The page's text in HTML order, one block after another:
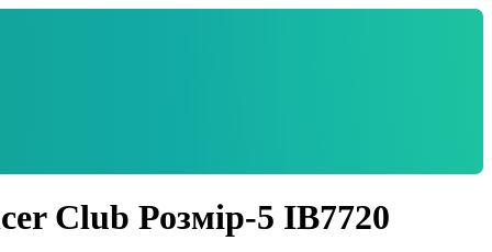
Club Розмір-5 IB7720